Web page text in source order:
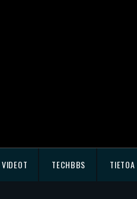
VIDEOT TECHBBS TIETOA